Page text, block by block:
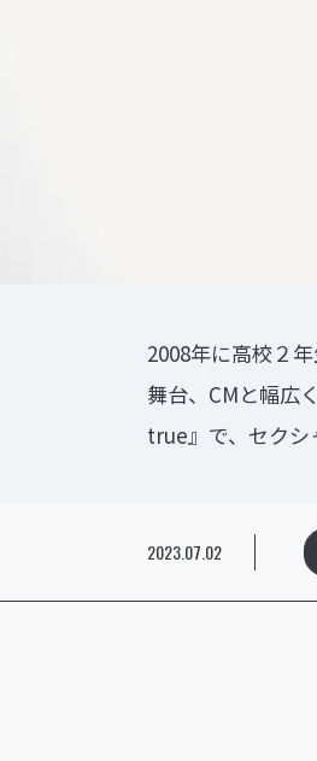
2008年に高校２
舞台、CMと幅広
true』で、セクシ
2023.07.02